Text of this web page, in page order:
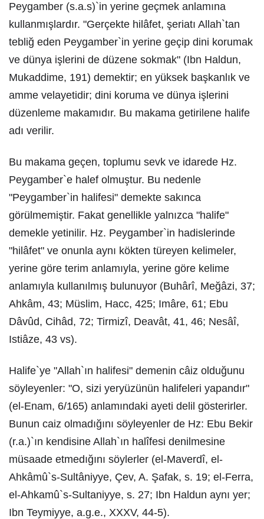
Peygamber (s.a.s)`in yerine geçmek anlamına
kullanmışlardır. "Gerçekte hilâfet, şeriatı Allah`tan
tebliğ eden Peygamber`in yerine geçip dini korumak
ve dünya işlerini de düzene sokmak" (Ibn Haldun,
Mukaddime, 191) demektir; en yüksek başkanlık ve
amme velayetidir; dini koruma ve dünya işlerini
düzenleme makamıdır. Bu makama getirilene halife
adı verilir.
Bu makama geçen, toplumu sevk ve idarede Hz.
Peygamber`e halef olmuştur. Bu nedenle
"Peygamber`in halifesi" demekte sakınca
görülmemiştir. Fakat genellikle yalnızca "halife"
demekle yetinilir. Hz. Peygamber`in hadislerinde
"hilâfet" ve onunla aynı kökten türeyen kelimeler,
yerine göre terim anlamıyla, yerine göre kelime
anlamıyla kullanılmış bulunuyor (Buhârî, Meğâzi, 37;
Ahkâm, 43; Müslim, Hacc, 425; Imâre, 61; Ebu
Dâvûd, Cihâd, 72; Tirmizî, Deavât, 41, 46; Nesâî,
Istiâze, 43 vs).
Halife`ye "Allah`ın halifesi" demenin câiz olduğunu
söyleyenler: "O, sizi yeryüzünün halifeleri yapandır"
(el-Enam, 6/165) anlamındaki ayeti delil gösterirler.
Bunun caiz olmadığını söyleyenler de Hz: Ebu Bekir
(r.a.)`ın kendisine Allah`ın halîfesi denilmesine
müsaade etmedığını söylerler (el-Maverdî, el-
Ahkâmû`s-Sultâniyye, Çev, A. Şafak, s. 19; el-Ferra,
el-Ahkamû`s-Sultaniyye, s. 27; Ibn Haldun aynı yer;
Ibn Teymiyye, a.g.e., XXXV, 44-5).